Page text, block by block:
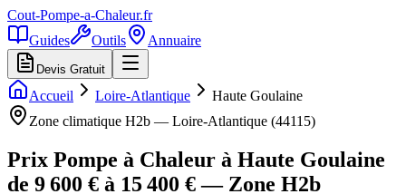
Cout-Pompe-a-Chaleur.fr
Guides
Outils Annuaire
Devis Gratuit
Accueil Loire-Atlantique
Haute Goulaine
Zone climatique H2b — Loire-Atlantique (44115)
Prix Pompe à Chaleur à Haute Goulaine
de 9 600 € à 15 400 € — Zone H2b